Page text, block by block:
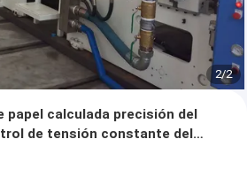
2/2
papel calculada precisión del
de tensión constante del